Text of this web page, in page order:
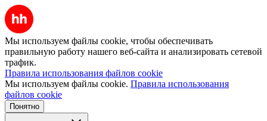
Мы используем файлы cookie, чтобы обеспечивать
правильную работу нашего веб-сайта и анализировать сетевой
трафик.
Правила использования файлов cookie
Мы используем файлы cookie. Правила использования
файлов cookie
Понятно